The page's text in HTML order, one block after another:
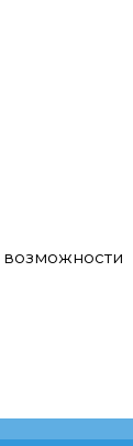
возможности